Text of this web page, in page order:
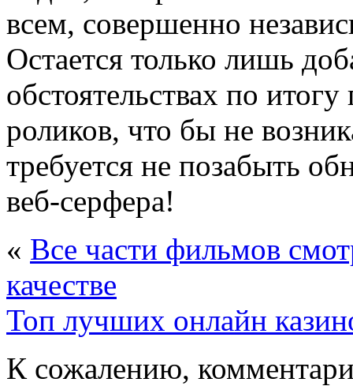
всем, совершенно
Остается только лишь
обстоятельствах по
роликов, что бы не
требуется не позабыть
веб-серфера!
« Все части фильмов
качестве
Топ лучших онлайн
К сожалению,